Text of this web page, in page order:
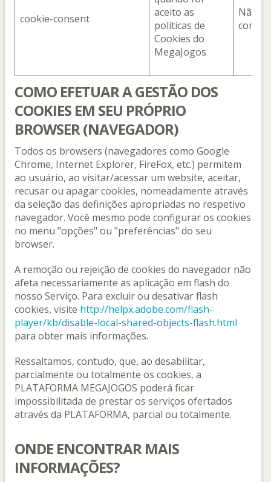
cookie-consent
aceito as
políticas de
Cookies do
MegaJogos
Não
COMO EFETUAR A GESTÃO DOS
COOKIES EM SEU PRÓPRIO
BROWSER (NAVEGADOR)
Todos os browsers (navegadores como Google
Chrome, Internet Explorer, FireFox, etc.) permitem
ao usuário, ao visitar/acessar um website, aceitar,
recusar ou apagar cookies, nomeadamente através
da seleção das definições apropriadas no respetivo
navegador. Você mesmo pode configurar os cookies
no menu "opções" ou "preferências" do seu
browser.
A remoção ou rejeição de cookies do navegador não
afeta necessariamente as aplicação em flash do
nosso Serviço. Para excluir ou desativar flash
cookies, visite http://helpx.adobe.com/flash-
player/kb/disable-local-shared-objects-flash.html
para obter mais informações.
Ressaltamos, contudo, que, ao desabilitar,
parcialmente ou totalmente os cookies, a
PLATAFORMA MEGAJOGOS poderá ficar
impossibilitada de prestar os serviços ofertados
através da PLATAFORMA, parcial ou totalmente.
ONDE ENCONTRAR MAIS
INFORMAÇÕES?